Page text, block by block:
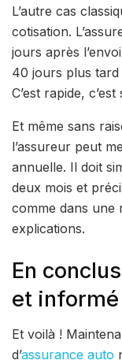
L’autre cas
cotisation.
jours après
40 jours plus tard
C’est rapide,
Et même sans
l’assureur peut
annuelle. Il doit
deux mois et
comme dans une
explications.
En
et informé
Et voilà !
d’assurance auto